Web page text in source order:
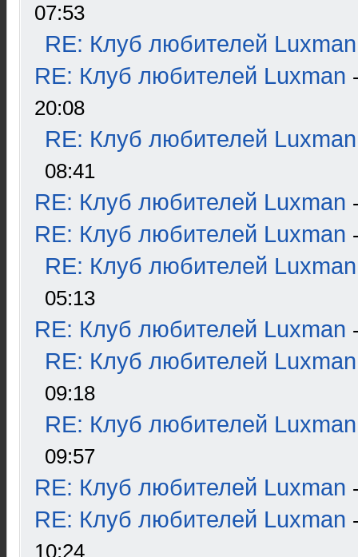
07:53
RE: Клуб любителей Luxman
RE: Клуб любителей Luxman
20:08
RE: Клуб любителей Luxman
08:41
RE: Клуб любителей Luxman
RE: Клуб любителей Luxman
RE: Клуб любителей Luxman
05:13
RE: Клуб любителей Luxman
RE: Клуб любителей Luxman
09:18
RE: Клуб любителей Luxman
09:57
RE: Клуб любителей Luxman
RE: Клуб любителей Luxman
10:24